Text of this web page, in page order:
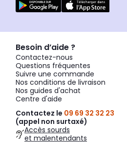
Besoin d’aide ?
Contactez-nous
Questions fréquentes
Suivre une commande
Nos conditions de livraison
Nos guides d'achat
Centre d'aide
Contactez le 09 69 32 32 23
(appel non surtaxé)
Accès sourds
et malentendants